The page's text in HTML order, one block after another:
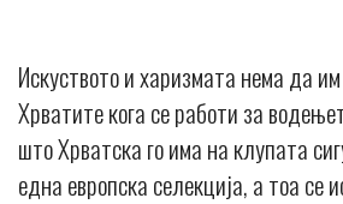
Искуството и харизмата нема да
Хрватите кога се работи за
што Хрватска го има на клупата
една европска селекција, а тоа се